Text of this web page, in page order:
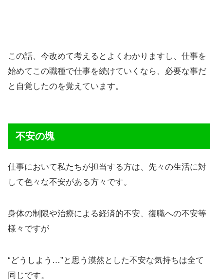
この話、今改めて考えるとよくわかりますし、仕事を
始めてこの職種で仕事を続けていくなら、必要な事だ
と自覚したのを覚えています。
不安の塊
仕事において私たちが担当する方は、先々の生活に対
して色々な不安がある方々です。
身体の制限や治療による経済的不安、復職への不安等
様々ですが
“どうしよう…”と思う漠然とした不安な気持ちは全て
同じです。